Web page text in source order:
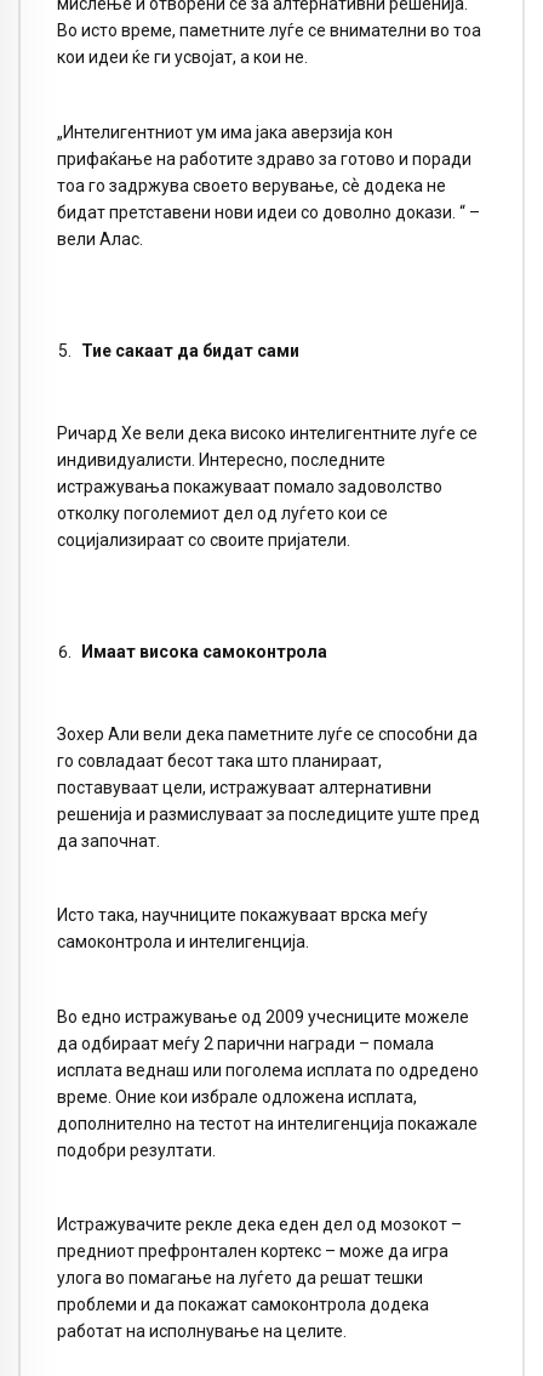
мислење и отворени се за алтернативни решенија.
Во исто време, паметните луѓе се внимателни во тоа
кои идеи ќе ги усвојат, а кои не.
„Интелигентниот ум има јака аверзија кон
прифаќање на работите здраво за готово и поради
тоа го задржува своето верување, сѐ додека не
бидат претставени нови идеи со доволно докази. “ –
вели Алас.
Тие сакаат да бидат сами
Ричард Хе вели дека високо интелигентните луѓе се
индивидуалисти. Интересно, последните
истражувања покажуваат помало задоволство
отколку поголемиот дел од луѓето кои се
социјализираат со своите пријатели.
Имаат висока самоконтрола
Зохер Али вели дека паметните луѓе се способни да
го совладаат бесот така што планираат,
поставуваат цели, истражуваат алтернативни
решенија и размислуваат за последиците уште пред
да започнат.
Исто така, научниците покажуваат врска меѓу
самоконтрола и интелигенција.
Во едно истражување од 2009 учесниците можеле
да одбираат меѓу 2 парични награди – помала
исплата веднаш или поголема исплата по одредено
време. Оние кои избрале одложена исплата,
дополнително на тестот на интелигенција покажале
подобри резултати.
Истражувачите рекле дека еден дел од мозокот –
предниот префронтален кортекс – може да игра
улога во помагање на луѓето да решат тешки
проблеми и да покажат самоконтрола додека
работат на исполнување на целите.